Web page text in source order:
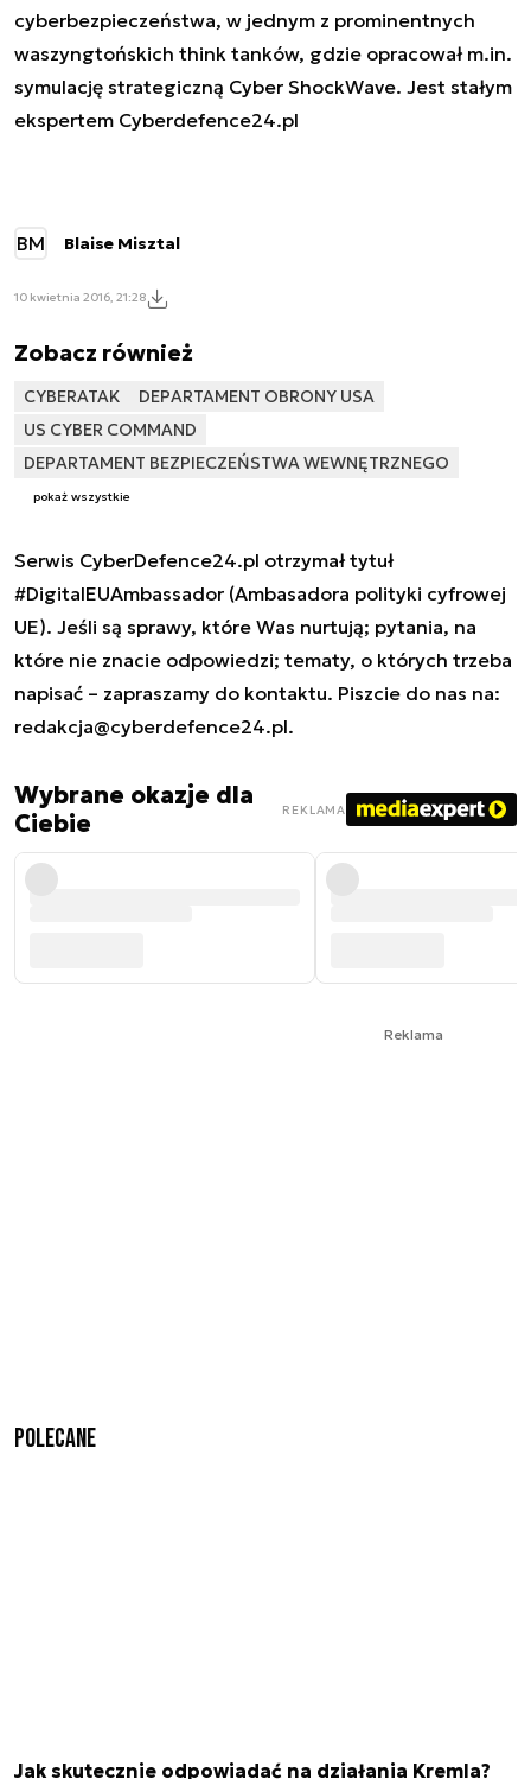
cyberbezpieczeństwa, w jednym z prominentnych
waszyngtońskich think tanków, gdzie opracował m.in.
symulację strategiczną Cyber ShockWave. Jest stałym
ekspertem Cyberdefence24.pl
BM Blaise Misztal
10 kwietnia 2016, 21:28
Zobacz również
CYBERATAK
DEPARTAMENT OBRONY USA
US CYBER COMMAND
DEPARTAMENT BEZPIECZEŃSTWA WEWNĘTRZNEGO
pokaż wszystkie
Serwis CyberDefence24.pl otrzymał tytuł
#DigitalEUAmbassador (Ambasadora polityki cyfrowej
UE). Jeśli są sprawy, które Was nurtują; pytania, na
które nie znacie odpowiedzi; tematy, o których trzeba
napisać – zapraszamy do kontaktu. Piszcie do nas na:
redakcja@cyberdefence24.pl.
Wybrane okazje dla
Ciebie
REKLAMA
Reklama
Polecane
Jak skutecznie odpowiadać na działania Kremla?